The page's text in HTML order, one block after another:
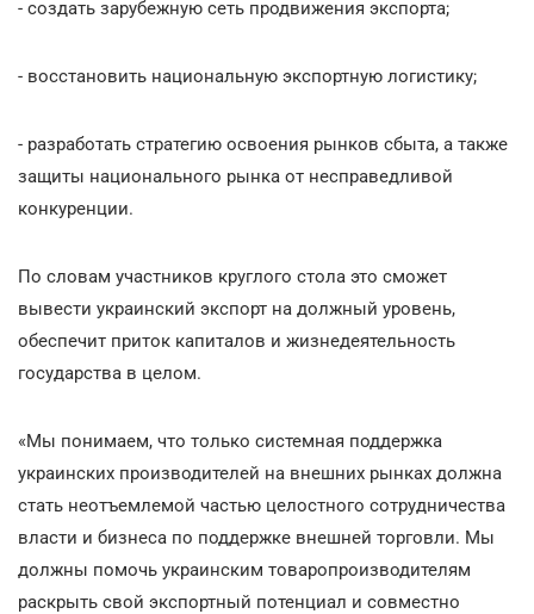
- создать зарубежную сеть продвижения экспорта;
- восстановить национальную экспортную логистику;
- разработать стратегию освоения рынков сбыта, а также
защиты национального рынка от несправедливой
конкуренции.
По словам участников круглого стола это сможет
вывести украинский экспорт на должный уровень,
обеспечит приток капиталов и жизнедеятельность
государства в целом.
«Мы понимаем, что только системная поддержка
украинских производителей на внешних рынках должна
стать неотъемлемой частью целостного сотрудничества
власти и бизнеса по поддержке внешней торговли. Мы
должны помочь украинским товаропроизводителям
раскрыть свой экспортный потенциал и совместно